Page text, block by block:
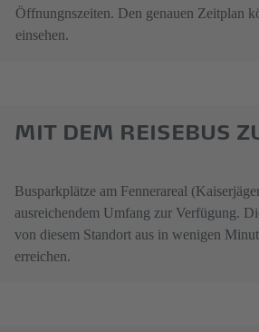
Öffnungnszeiten. Den genauen Zeitplan
einsehen.
MIT DEM REISEBUS
Busparkplätze am Fennerareal
ausreichendem Umfang zur Verfügung.
von diesem Standort aus in wenigen
erreichen.